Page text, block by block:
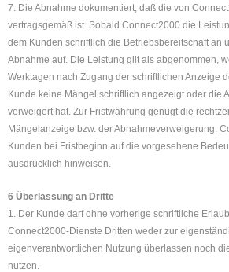
7. Die Abnahme dokumentiert, daß die von
vertragsgemäß ist. Sobald Connect2000 die
dem Kunden schriftlich die Betriebsbereitschaft an
Abnahme auf. Die Leistung gilt als abgenommen,
Werktagen nach Zugang der schriftlichen Anzeige
Kunde keine Mängel schriftlich angezeigt oder die
verweigert hat. Zur Fristwahrung genügt die
Mängelanzeige bzw. der Abnahmeverweigerung.
Kunden bei Fristbeginn auf die vorgesehene
ausdrücklich hinweisen.
6 Überlassung an Dritte
1. Der Kunde darf ohne vorherige schriftliche
Connect2000-Dienste Dritten weder zur
eigenverantwortlichen Nutzung überlassen noch
nutzen.